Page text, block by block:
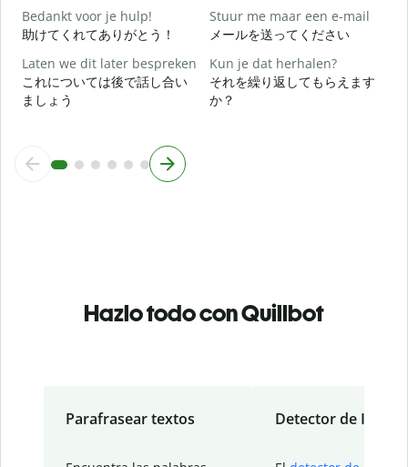
Bedankt voor je hulp!
助けてくれてありがとう！
Stuur me maar een e-mail
メールを送ってください
Laten we dit later bespreken
これについては後で話し合い
ましょう
Kun je dat herhalen?
それを繰り返してもらえます
か？
Hazlo todo con Quillbot
Parafrasear textos Detector de IA